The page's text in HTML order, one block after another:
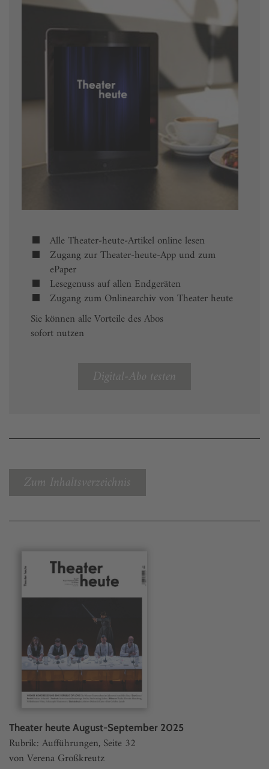
Alle Theater-heute-Artikel online lesen
Zugang zur Theater-heute-App und zum
ePaper
Lesegenuss auf allen Endgeräten
Zugang zum Onlinearchiv von Theater heute
Sie können alle Vorteile des Abos
sofort nutzen
Digital-Abo testen
Zum Inhaltsverzeichnis
Theater heute August-September 2025
Rubrik: Aufführungen, Seite 32
von Verena Großkreutz